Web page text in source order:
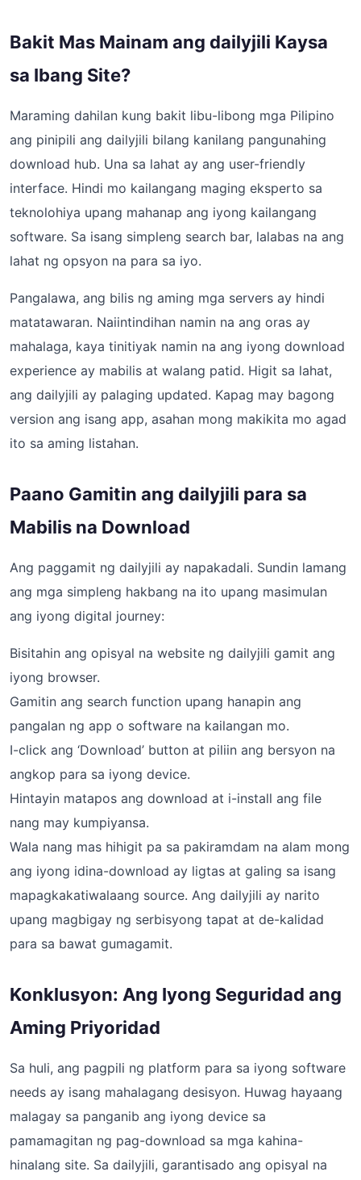
Bakit Mas Mainam ang dailyjili Kaysa
sa Ibang Site?
Maraming dahilan kung bakit libu-libong mga Pilipino
ang pinipili ang dailyjili bilang kanilang pangunahing
download hub. Una sa lahat ay ang user-friendly
interface. Hindi mo kailangang maging eksperto sa
teknolohiya upang mahanap ang iyong kailangang
software. Sa isang simpleng search bar, lalabas na ang
lahat ng opsyon na para sa iyo.
Pangalawa, ang bilis ng aming mga servers ay hindi
matatawaran. Naiintindihan namin na ang oras ay
mahalaga, kaya tinitiyak namin na ang iyong download
experience ay mabilis at walang patid. Higit sa lahat,
ang dailyjili ay palaging updated. Kapag may bagong
version ang isang app, asahan mong makikita mo agad
ito sa aming listahan.
Paano Gamitin ang dailyjili para sa
Mabilis na Download
Ang paggamit ng dailyjili ay napakadali. Sundin lamang
ang mga simpleng hakbang na ito upang masimulan
ang iyong digital journey:
Bisitahin ang opisyal na website ng dailyjili gamit ang
iyong browser.
Gamitin ang search function upang hanapin ang
pangalan ng app o software na kailangan mo.
I-click ang ‘Download’ button at piliin ang bersyon na
angkop para sa iyong device.
Hintayin matapos ang download at i-install ang file
nang may kumpiyansa.
Wala nang mas hihigit pa sa pakiramdam na alam mong
ang iyong idina-download ay ligtas at galing sa isang
mapagkakatiwalaang source. Ang dailyjili ay narito
upang magbigay ng serbisyong tapat at de-kalidad
para sa bawat gumagamit.
Konklusyon: Ang Iyong Seguridad ang
Aming Priyoridad
Sa huli, ang pagpili ng platform para sa iyong software
needs ay isang mahalagang desisyon. Huwag hayaang
malagay sa panganib ang iyong device sa
pamamagitan ng pag-download sa mga kahina-
hinalang site. Sa dailyjili, garantisado ang opisyal na